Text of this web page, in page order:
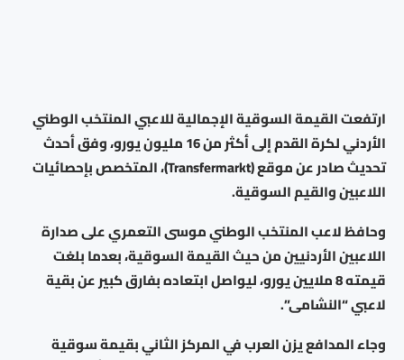
ارتفعت القيمة السوقية الإجمالية للاعبي المنتخب الوطني
الأردني لكرة القدم إلى أكثر من 16 مليون يورو، وفق أحدث
تحديث صادر عن موقع (Transfermarkt)، المتخصص بإحصائيات
اللاعبين والقيم السوقية.
وحافظ لاعب المنتخب الوطني موسى التعمري على صدارة
اللاعبين الأردنيين من حيث القيمة السوقية، بعدما بلغت
قيمته 8 ملايين يورو، ليواصل ابتعاده بفارق كبير عن بقية
لاعبي “النشامى”.
وجاء المدافع يزن العرب في المركز الثاني بقيمة سوقية